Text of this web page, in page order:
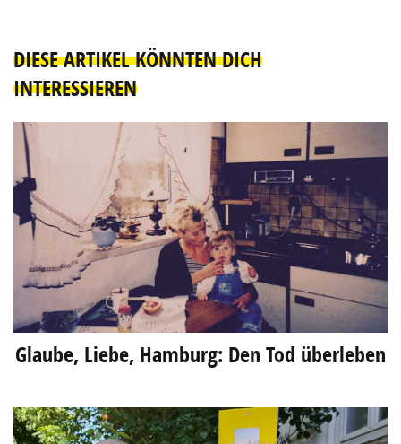
DIESE ARTIKEL KÖNNTEN DICH
INTERESSIEREN
Glaube, Liebe, Hamburg: Den Tod überleben